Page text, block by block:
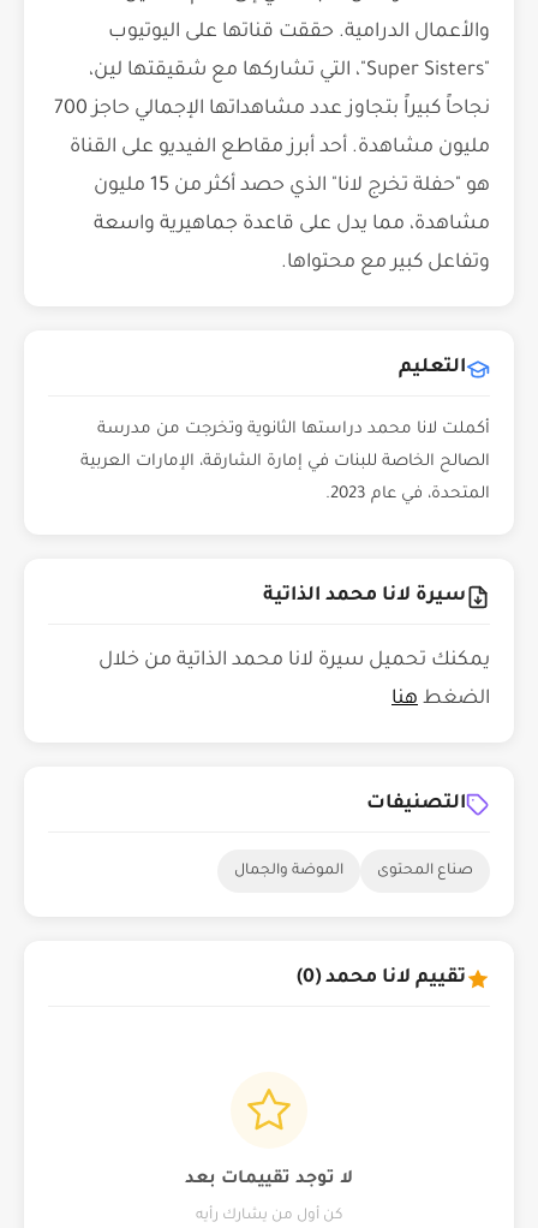
والأعمال الدرامية. حققت قناتها على اليوتيوب
"Super Sisters"، التي تشاركها مع شقيقتها لين،
نجاحاً كبيراً بتجاوز عدد مشاهداتها الإجمالي حاجز 700
مليون مشاهدة. أحد أبرز مقاطع الفيديو على القناة
هو "حفلة تخرج لانا" الذي حصد أكثر من 15 مليون
مشاهدة، مما يدل على قاعدة جماهيرية واسعة
وتفاعل كبير مع محتواها.
التعليم
أكملت لانا محمد دراستها الثانوية وتخرجت من مدرسة
الصالح الخاصة للبنات في إمارة الشارقة، الإمارات العربية
المتحدة، في عام 2023.
سيرة لانا محمد الذاتية
يمكنك تحميل سيرة لانا محمد الذاتية من خلال
الضغط هنا
التصنيفات
صناع المحتوى الموضة والجمال
تقييم لانا محمد (0)
لا توجد تقييمات بعد
كن أول من يشارك رأيه